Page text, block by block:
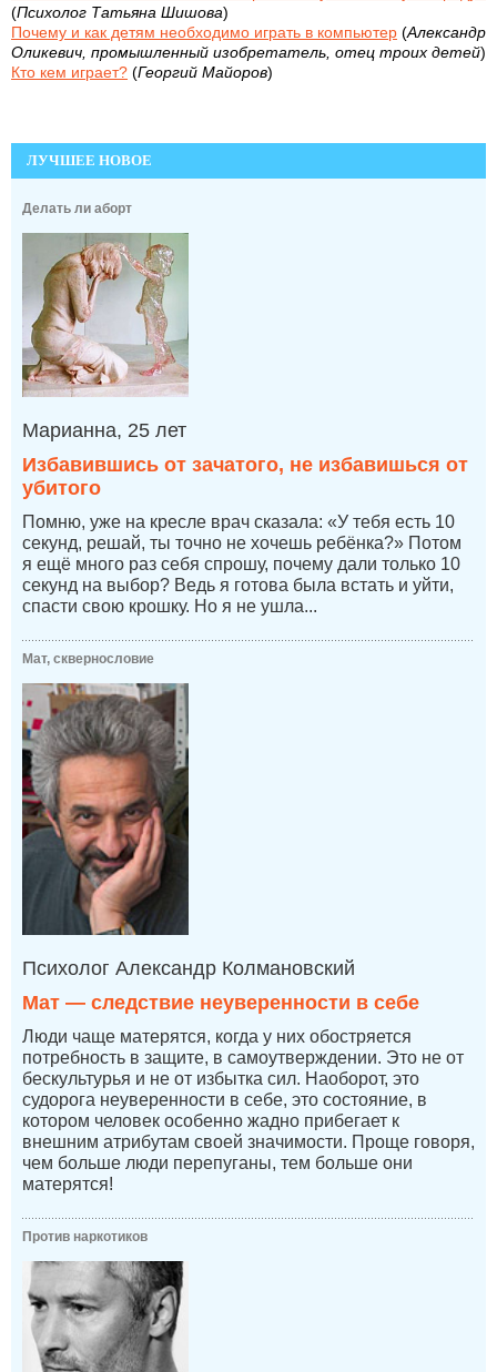
(Психолог Татьяна Шишова)
Почему и как детям необходимо играть в компьютер (Александр
Оликевич, промышленный изобретатель, отец троих детей)
Кто кем играет? (Георгий Майоров)
ЛУЧШЕЕ НОВОЕ
Делать ли аборт
Марианна, 25 лет
Избавившись от зачатого, не избавишься от
убитого
Помню, уже на кресле врач сказала: «У тебя есть 10
секунд, решай, ты точно не хочешь ребёнка?» Потом
я ещё много раз себя спрошу, почему дали только 10
секунд на выбор? Ведь я готова была встать и уйти,
спасти свою крошку. Но я не ушла...
Мат, сквернословие
Психолог Александр Колмановский
Мат — следствие неуверенности в себе
Люди чаще матерятся, когда у них обостряется
потребность в защите, в самоутверждении. Это не от
бескультурья и не от избытка сил. Наоборот, это
судорога неуверенности в себе, это состояние, в
котором человек особенно жадно прибегает к
внешним атрибутам своей значимости. Проще говоря,
чем больше люди перепуганы, тем больше они
матерятся!
Против наркотиков